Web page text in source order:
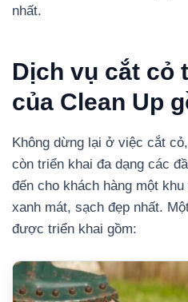
nhất.
Dịch vụ cắt cỏ
của Clean Up
Không dừng lại ở việc cắt
còn triển khai đa dạng các
đến cho khách hàng một
xanh mát, sạch đẹp nhất.
được triển khai gồm: